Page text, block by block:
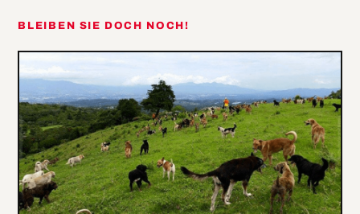
BLEIBEN SIE DOCH NOCH!